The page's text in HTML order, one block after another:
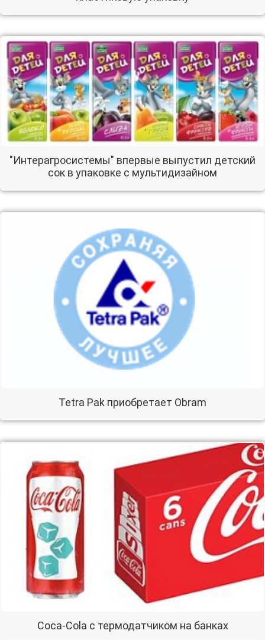
"Интерагросистемы" впервые выпустил детский
сок в упаковке с мультидизайном
Tetra Pak приобретает Obram
Coca-Cola с термодатчиком на банках